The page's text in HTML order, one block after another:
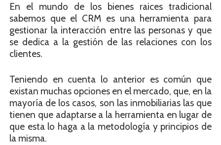
En el mundo de los bienes raices tradicional
sabemos que el CRM es una herramienta para
gestionar la interacción entre las personas y que
se dedica a la gestión de las relaciones con los
clientes.
Teniendo en cuenta lo anterior es común que
existan muchas opciones en el mercado, que, en la
mayoría de los casos, son las inmobiliarias las que
tienen que adaptarse a la herramienta en lugar de
que esta lo haga a la metodología y principios de
la misma.